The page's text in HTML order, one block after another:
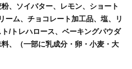
、ソイバター、レモン、ショート
ーム、チョコレート加工品、塩、リ
/トレハロース、ベーキングパウダ
、（一部に乳成分・卵・小麦・大